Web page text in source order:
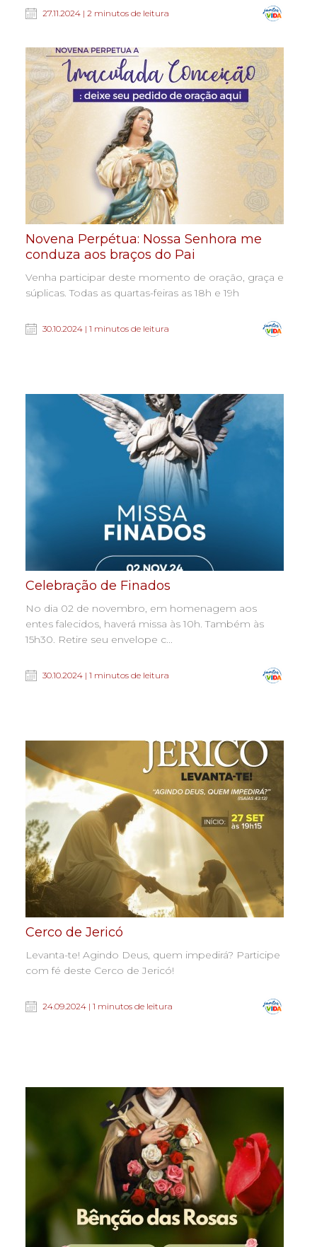
27.11.2024 | 2 minutos de leitura
Novena Perpétua: Nossa Senhora me
conduza aos braços do Pai
Venha participar deste momento de oração, graça e
súplicas. Todas as quartas-feiras as 18h e 19h
30.10.2024 | 1 minutos de leitura
Celebração de Finados
No dia 02 de novembro, em homenagem aos
entes falecidos, haverá missa às 10h. Também às
15h30. Retire seu envelope c...
30.10.2024 | 1 minutos de leitura
Cerco de Jericó
Levanta-te! Agindo Deus, quem impedirá? Participe
com fé deste Cerco de Jericó!
24.09.2024 | 1 minutos de leitura